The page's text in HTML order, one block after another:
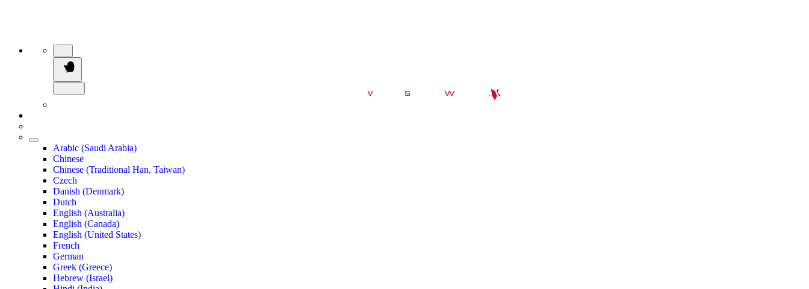
Arabic (Saudi Arabia)
Chinese
Chinese (Traditional Han, Taiwan)
Czech
Danish (Denmark)
Dutch
English (Australia)
English (Canada)
English (United States)
French
German
Greek (Greece)
Hebrew (Israel)